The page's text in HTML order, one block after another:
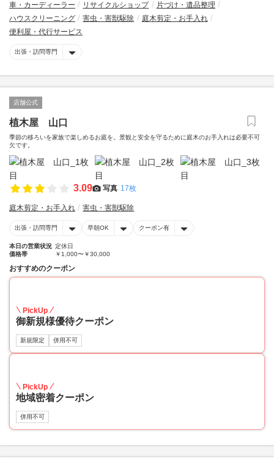
車・カーディーラー リサイクルショップ
片づけ・遺品整理
ハウスクリーニング
害虫・害獣駆除
庭木剪定・お手入れ
便利屋・代行サービス
出張・訪問専門
店舗公式
植木屋 山口
季節の移ろいを家族で楽しめるお庭を。景観と安全を守るために庭木のお手入れは必要不可
欠です。
3.09 写真 17枚
庭木剪定・お手入れ 害虫・害獣駆除
出張・訪問専門 早朝OK クーポン有
本日の営業状況 定休日
価格帯
￥1,000〜￥30,000
おすすめのクーポン
PickUp
御新規様優待クーポン
新規限定 併用不可
PickUp
地域密着クーポン
併用不可